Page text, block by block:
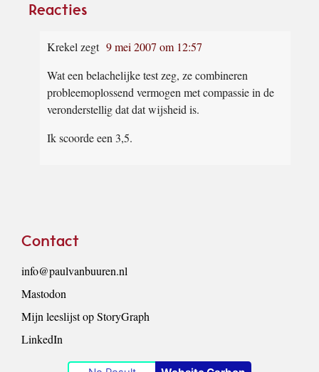
Interacties
Reacties
Krekelzegt 9 mei 2007 om 12:57
Wat een belachelijke test zeg, ze combineren
probleemoplossend vermogen met compassie in de
veronderstellig dat dat wijsheid is.
Ik scoorde een 3,5.
Contact
info@paulvanbuuren.nl
Mastodon
Mijn leeslijst op StoryGraph
LinkedIn